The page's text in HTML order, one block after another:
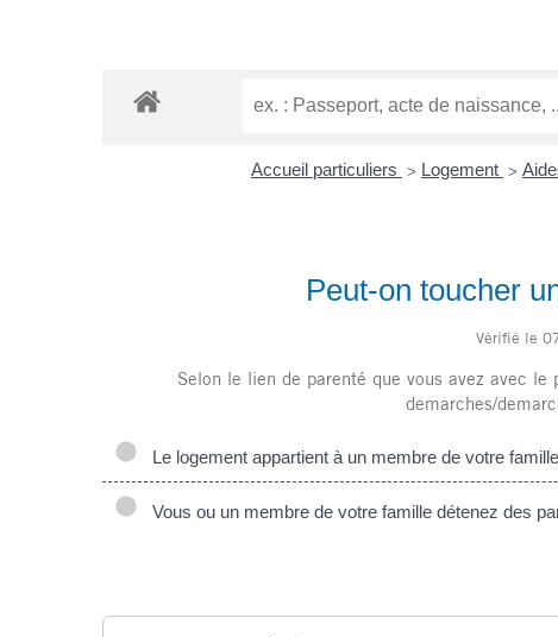
Accueil particuliers > Logement >
Peut-on toucher
Vérifié le
Selon le lien de parenté que vous avez avec
demarches/
Le logement appartient à un membre de votre famille
Vous ou un membre de votre famille détenez des